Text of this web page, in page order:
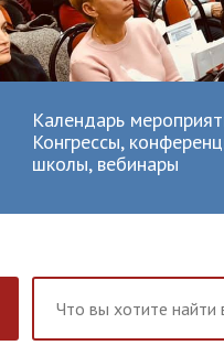
Календарь
Конгрессы,
школы, вебинары